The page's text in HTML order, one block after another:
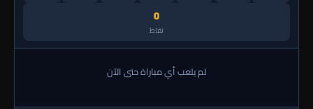
0
نقاط
لم يلعب أي مباراة حتى الآن